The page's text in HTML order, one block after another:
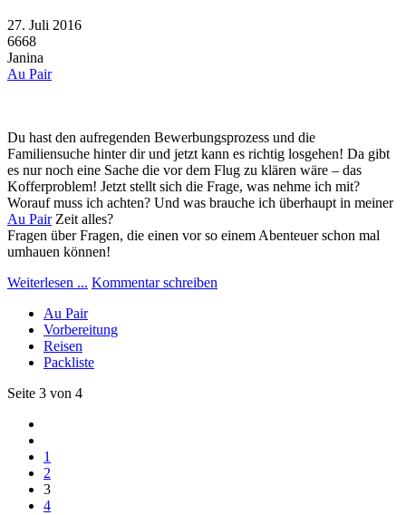
27. Juli 2016
6668
Janina
Au Pair
Du hast den aufregenden Bewerbungsprozess und die
Familiensuche hinter dir und jetzt kann es richtig losgehen! Da gibt
es nur noch eine Sache die vor dem Flug zu klären wäre – das
Kofferproblem! Jetzt stellt sich die Frage, was nehme ich mit?
Worauf muss ich achten? Und was brauche ich überhaupt in meiner
Au PairZeit alles?
Fragen über Fragen, die einen vor so einem Abenteuer schon mal
umhauen können!
Weiterlesen ... Kommentar schreiben
Au Pair
Vorbereitung
Reisen
Packliste
Seite 3 von 4
1
2
3
4